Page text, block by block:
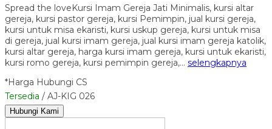
Spread the loveKursi Imam Gereja Jati Minimalis, kursi altar
gereja, kursi pastor gereja, kursi Pemimpin, jual kursi gereja,
kursi untuk misa ekaristi, kursi uskup gereja, kursi untuk misa
di gereja, jual kursi imam gereja, jual kursi imam gereja katolik,
kursi altar gereja, harga kursi imam gereja, kursi untuk ekaristi,
kursi romo gereja, kursi pemimpin gereja,… selengkapnya
*Harga Hubungi CS
Tersedia / AJ-KIG 026
Hubungi Kami